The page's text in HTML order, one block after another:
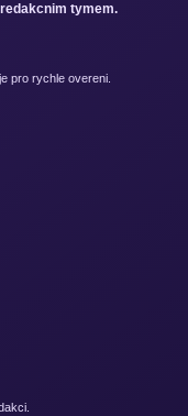
tymem.
pro rychle overeni.